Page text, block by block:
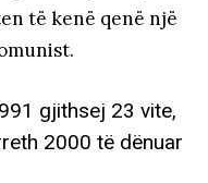
të kenë qenë një
gjithsej 23 vite,
2000 të dënuar